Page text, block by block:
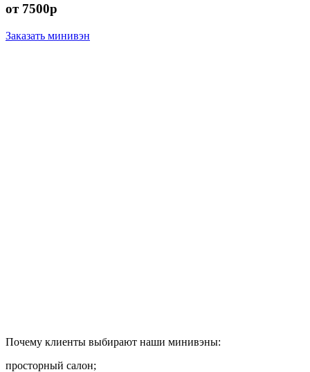
от 7500р
Заказать минивэн
Почему клиенты выбирают наши минивэны:
просторный салон;